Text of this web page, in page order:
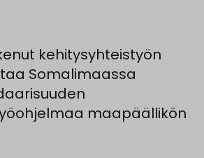
kehitysyhteistyön
Somalimaassa
maapäällikön